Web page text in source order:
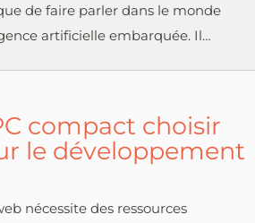
de faire parler dans le monde
artificielle embarquée. Il…
compact choisir
le développement
nécessite des ressources